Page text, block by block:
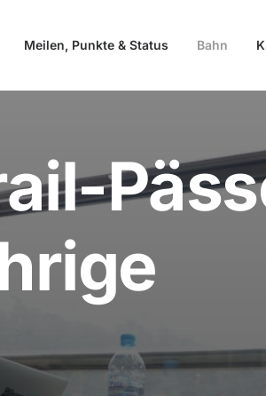
Meilen, Punkte & Status Bahn